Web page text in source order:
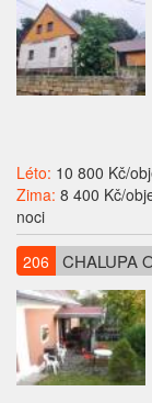
Léto: 10 800 Kč/
Zima: 8 400 Kč/
noci
206 CHALUPA